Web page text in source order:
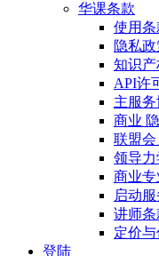
华课条款
使用条
隐私
知识
API许
主服务
商业
联盟
领导
商业
启动服
讲师条
定价
登陆